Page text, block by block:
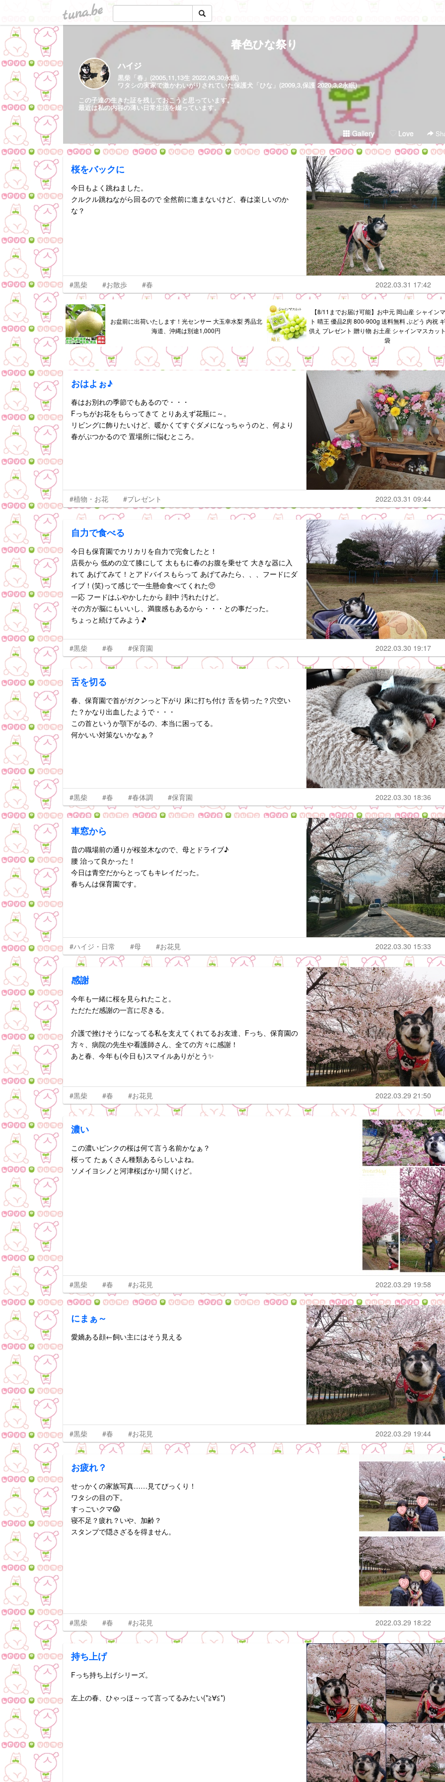
tuna.be
春色ひな祭り
ハイジ
黒柴「春」(2005,11,13生 2022,06,30永眠)
ワタシの実家で激かわいがりされていた保護犬「ひな」(2009,3,保護 2020,3,2永眠)
この子達の生きた証を残しておこうと思っています。
最近は私の内容の薄い日常生活を綴っています。
Gallery Love
桜をバックに
今日もよく跳ねました。
クルクル跳ねながら回るので 全然前に進まないけど、春は楽しいのか
な？
#黒柴 #お散歩 #春 2022.03.31 17:42
お盆前に出荷いたします！光センサー 大玉幸水梨 秀品北
海道、沖縄は別途1,000円
【8/11までお届け可能】お中元 岡山産 シャイン
ト 晴王 優品2房 800-900g 送料無料 ぶどう 内祝
供え プレゼント 贈り物 お土産 シャインマスカッ
袋
おはよぉ♪
春はお別れの季節でもあるので・・・
Fっちがお花をもらってきて とりあえず花瓶に～。
リビングに飾りたいけど、暖かくてすぐダメになっちゃうのと、何より
春がぶつかるので 置場所に悩むところ。
#植物・お花 #プレゼント 2022.03.31 09:44
自力で食べる
今日も保育園でカリカリを自力で完食したと！
店長から 低めの立て膝にして 太ももに春のお腹を乗せて 大きな器に入
れて あげてみて！とアドバイスもらって あげてみたら、、、フードにダ
イブ！(笑)って感じで一生懸命食べてくれた🥺
一応 フードはふやかしたから 顔中 汚れたけど。
その方が脳にもいいし、満腹感もあるから・・・との事だった。
ちょっと続けてみよう🎵
#黒柴 #春 #保育園 2022.03.30 19:17
舌を切る
春、保育園で首がガクンっと下がり 床に打ち付け 舌を切った？穴空い
た？かなり出血したようで・・・
この首というか顎下がるの、本当に困ってる。
何かいい対策ないかなぁ？
#黒柴 #春 #春体調 #保育園 2022.03.30 18:36
車窓から
昔の職場前の通りが桜並木なので、母とドライブ♪
腰 治って良かった！
今日は青空だからとってもキレイだった。
春ちんは保育園です。
#ハイジ・日常 #母 #お花見 2022.03.30 15:33
感謝
今年も一緒に桜を見られたこと。
ただただ感謝の一言に尽きる。
介護で挫けそうになってる私を支えてくれてるお友達、Fっち、保育園の
方々、病院の先生や看護師さん、全ての方々に感謝！
あと春、今年も(今日も)スマイルありがとう✨
#黒柴 #春 #お花見 2022.03.29 21:50
濃い
この濃いピンクの桜は何て言う名前かなぁ？
桜って たぁくさん種類あるらしいよね。
ソメイヨシノと河津桜ばかり聞くけど。
#黒柴 #春 #お花見 2022.03.29 19:58
にまぁ～
愛嬌ある顔←飼い主にはそう見える
#黒柴 #春 #お花見 2022.03.29 19:44
お疲れ？
せっかくの家族写真……見てびっくり！
ワタシの目の下。
すっごいクマ😱
寝不足？疲れ？いや、加齢？
スタンプで隠さざるを得ません。
#黒柴 #春 #お花見 2022.03.29 18:22
持ち上げ
Fっち持ち上げシリーズ。
左上の春、ひゃっほ～って言ってるみたい(*≧∀≦*)